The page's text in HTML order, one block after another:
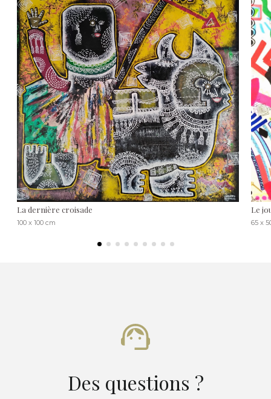
La dernière croisade
100 x 100 cm
Le
65 x
Des questions ?